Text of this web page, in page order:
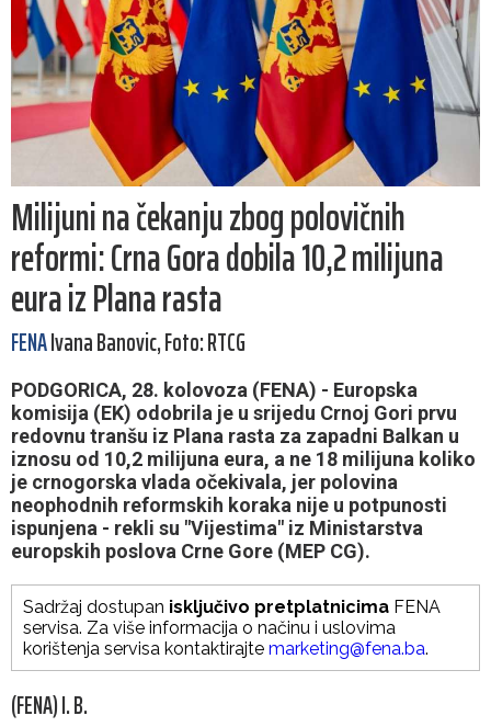
Milijuni na čekanju zbog polovičnih
reformi: Crna Gora dobila 10,2 milijuna
eura iz Plana rasta
FENAIvana Banovic, Foto: RTCG
PODGORICA, 28. kolovoza (FENA) - Europska
komisija (EK) odobrila je u srijedu Crnoj Gori prvu
redovnu tranšu iz Plana rasta za zapadni Balkan u
iznosu od 10,2 milijuna eura, a ne 18 milijuna koliko
je crnogorska vlada očekivala, jer polovina
neophodnih reformskih koraka nije u potpunosti
ispunjena - rekli su "Vijestima" iz Ministarstva
europskih poslova Crne Gore (MEP CG).
Sadržaj dostupan isključivo pretplatnicima FENA
servisa. Za više informacija o načinu i uslovima
korištenja servisa kontaktirajte marketing@fena.ba.
(FENA) I. B.